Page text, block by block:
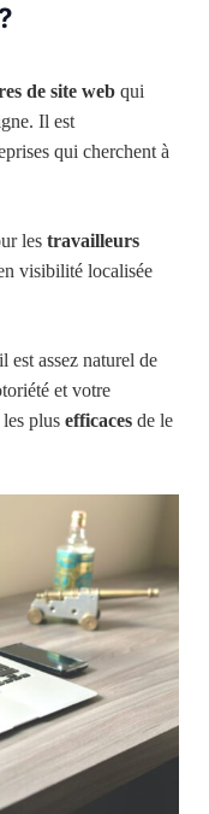
de site web qui
Il est
qui cherchent à
les travailleurs
visibilité localisée
est assez naturel de
et votre
plus efficaces de le